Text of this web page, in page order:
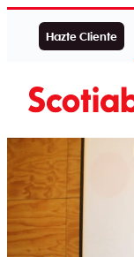
Hazte Cliente